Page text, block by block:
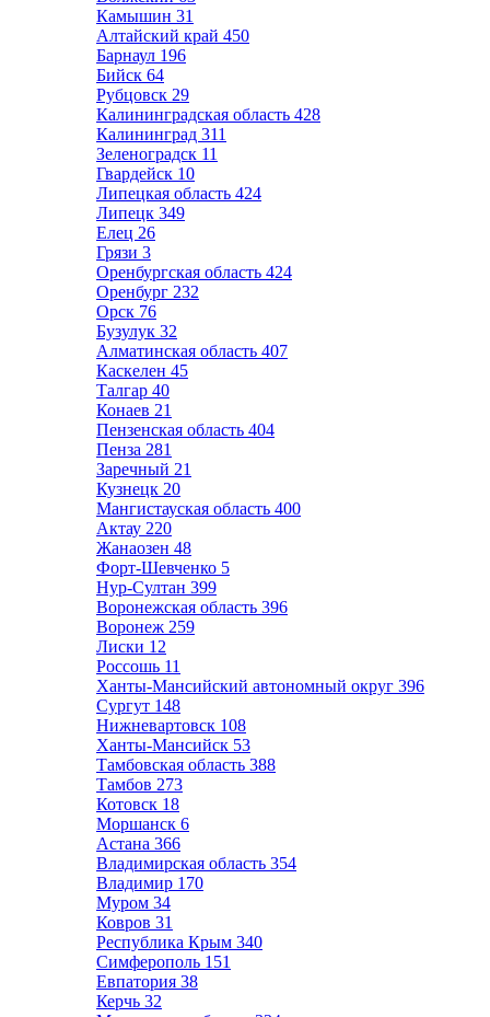
Камышин 31
Алтайский край 450
Барнаул 196
Бийск 64
Рубцовск 29
Калининградская область 428
Калининград 311
Зеленоградск 11
Гвардейск 10
Липецкая область 424
Липецк 349
Елец 26
Грязи 3
Оренбургская область 424
Оренбург 232
Орск 76
Бузулук 32
Алматинская область 407
Каскелен 45
Талгар 40
Конаев 21
Пензенская область 404
Пенза 281
Заречный 21
Кузнецк 20
Мангистауская область 400
Актау 220
Жанаозен 48
Форт-Шевченко 5
Нур-Султан 399
Воронежская область 396
Воронеж 259
Лиски 12
Россошь 11
Ханты-Мансийский автономный округ 396
Сургут 148
Нижневартовск 108
Ханты-Мансийск 53
Тамбовская область 388
Тамбов 273
Котовск 18
Моршанск 6
Астана 366
Владимирская область 354
Владимир 170
Муром 34
Ковров 31
Республика Крым 340
Симферополь 151
Евпатория 38
Керчь 32